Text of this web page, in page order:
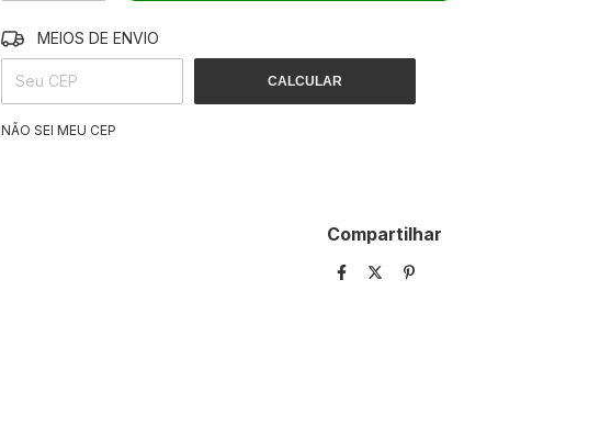
ENTREGAS PARA O CEP:
MEIOS DE ENVIO
CALCULAR
NÃO SEI MEU CEP
Compartilhar